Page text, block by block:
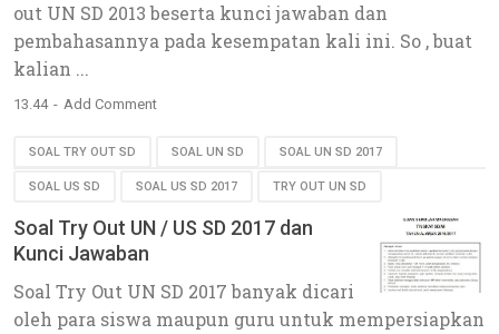
out UN SD 2013 beserta kunci jawaban dan
pembahasannya pada kesempatan kali ini. So , buat
kalian ...
13.44 Add Comment
SOAL TRY OUT SD SOAL UN SD SOAL UN SD 2017
SOAL US SD SOAL US SD 2017 TRY OUT UN SD
Soal Try Out UN / US SD 2017 dan
Kunci Jawaban
Soal Try Out UN SD 2017 banyak dicari
oleh para siswa maupun guru untuk mempersiapkan